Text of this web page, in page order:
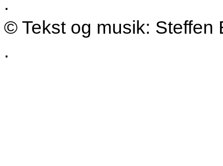
© Tekst og musik: Steffen
.